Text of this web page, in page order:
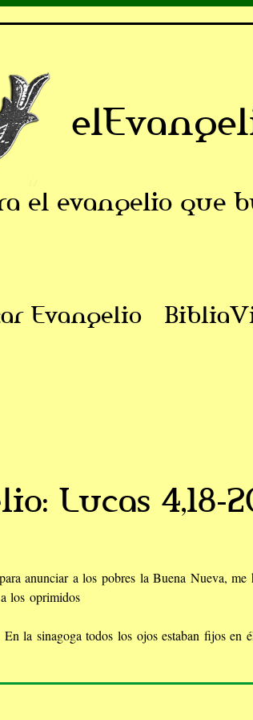
el evangelio que
Evangelio
Lucas 4,18-
anunciar a los pobres la Buena Nueva,
los oprimidos
la sinagoga todos los ojos estaban fijos en